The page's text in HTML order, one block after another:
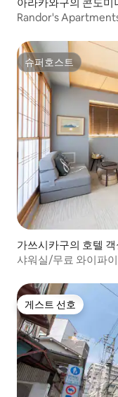
Randor's
슈퍼호스트
슈퍼호스트
가쓰시카구의 호텔 객
샤워실/무료 와이파
게스트 선호
게스트 선호